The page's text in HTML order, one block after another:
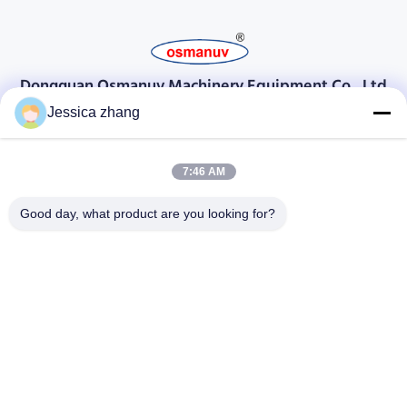
Dongguan Osmanuv Machinery Equipment Co., Ltd
डोंगगुआन ओस्मानुव मशीनरी उपकरण कं, लिमिटेड
28 दूसरा औद्योगिक, लियू चोंग वी, वानजियांग, डोंगगुआन, ग्वांगडोंग, चीन
86-769 -88125248
Jessica zhang
7:46 AM
Good day, what product are you looking for?